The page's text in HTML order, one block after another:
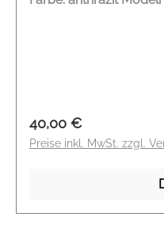
Regulärer Preis:
40,00 €
Preise inkl. MwSt. zzgl.